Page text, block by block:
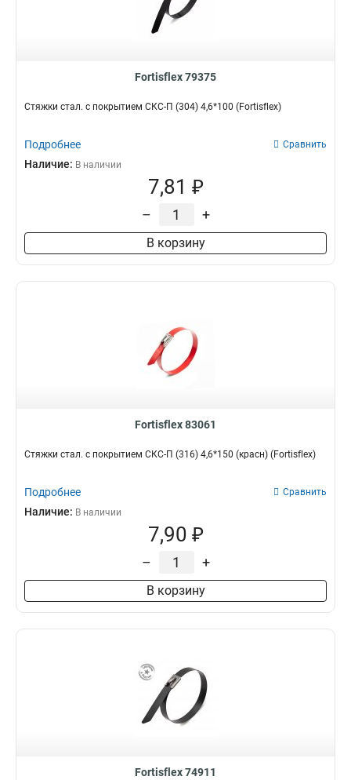
Fortisflex 79375
Стяжки стал. с покрытием СКС-П (304) 4,6*100 (Fortisflex)
Подробнее Сравнить
Наличие: В наличии
7,81 ₽
– +
В корзину
Fortisflex 83061
Стяжки стал. с покрытием СКС-П (316) 4,6*150 (красн) (Fortisflex)
Подробнее Сравнить
Наличие: В наличии
7,90 ₽
– +
В корзину
Fortisflex 74911